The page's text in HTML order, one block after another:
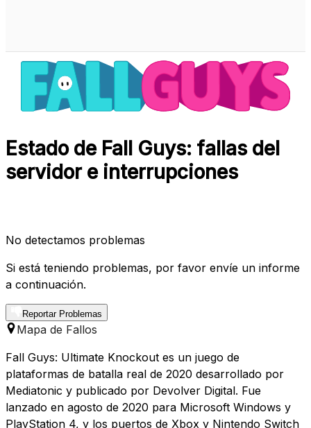
Estado de Fall Guys: fallas del
servidor e interrupciones
No detectamos problemas
Si está teniendo problemas, por favor envíe un informe
a continuación.
Reportar Problemas
Mapa de Fallos
Fall Guys: Ultimate Knockout es un juego de
plataformas de batalla real de 2020 desarrollado por
Mediatonic y publicado por Devolver Digital. Fue
lanzado en agosto de 2020 para Microsoft Windows y
PlayStation 4, y los puertos de Xbox y Nintendo Switch